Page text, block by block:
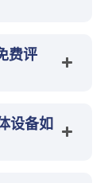
费评
设备如